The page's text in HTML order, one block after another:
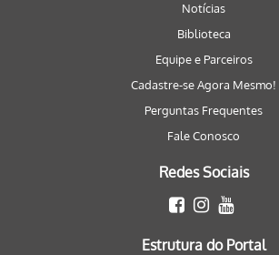
Notícias
Biblioteca
Equipe e Parceiros
Cadastre-se Agora Mesmo!
Perguntas Frequentes
Fale Conosco
Redes Sociais
Estrutura do Portal